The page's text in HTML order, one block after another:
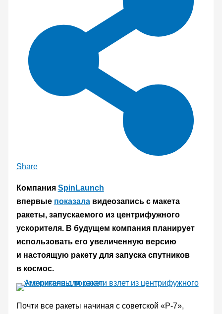
Share
Компания SpinLaunch
впервые показалавидеозапись с макета
ракеты, запускаемого из центрифужного
ускорителя. В будущем компания планирует
использовать его увеличенную версию
и настоящую ракету для запуска спутников
в космос.
Почти все ракеты начиная с советской «Р-7»,